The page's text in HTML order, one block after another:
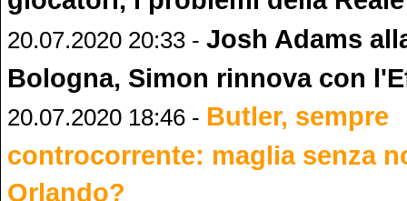
20.07.2020 20:33 - Josh Adams
Bologna, Simon rinnova con
20.07.2020 18:46 - Butler, sempre
controcorrente: maglia senza
Orlando?